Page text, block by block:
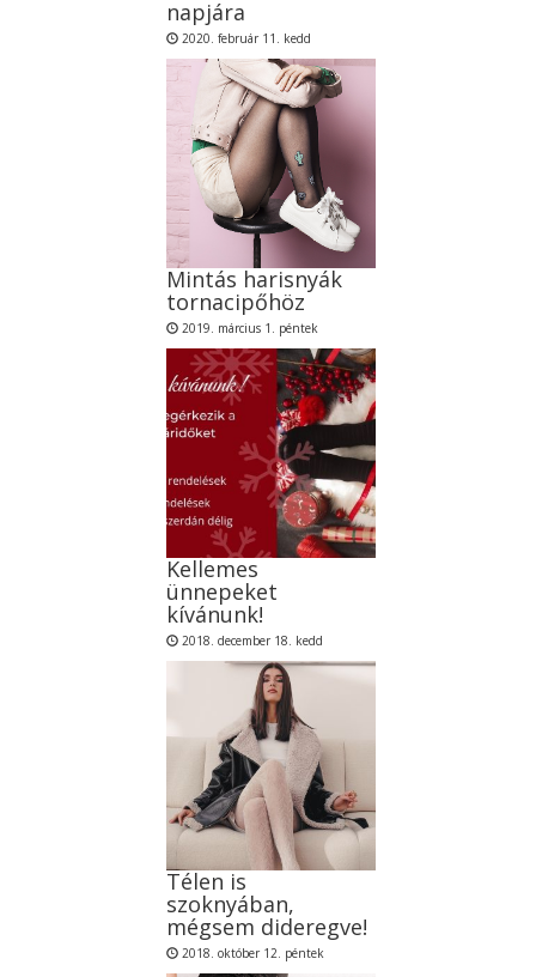
napjára
2020. február 11. kedd
Mintás harisnyák
tornacipőhöz
2019. március 1. péntek
Kellemes
ünnepeket
kívánunk!
2018. december 18. kedd
Télen is
szoknyában,
mégsem dideregve!
2018. október 12. péntek